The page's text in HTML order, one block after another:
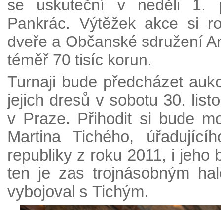
se uskuteční v neděli 1.
Pankrác. Výtěžek akce si
dveře a Občanské sdružení
téměř 70 tisíc korun.
Turnaji bude předcházet
jejich dresů v sobotu 30.
v Praze. Přihodit si bude
Martina Tichého,
republiky z roku 2011, i jeho
ten je zas trojnásobným
vybojoval s Tichým.